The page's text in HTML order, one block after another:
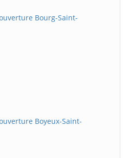
Bourg-Saint-
Boyeux-Saint-